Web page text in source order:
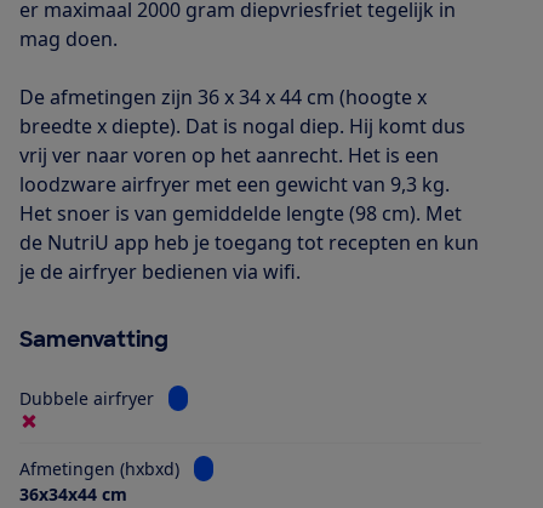
er maximaal 2000 gram diepvriesfriet tegelijk in
mag doen.
De afmetingen zijn 36 x 34 x 44 cm (hoogte x
breedte x diepte). Dat is nogal diep. Hij komt dus
vrij ver naar voren op het aanrecht. Het is een
loodzware airfryer met een gewicht van 9,3 kg.
Het snoer is van gemiddelde lengte (98 cm). Met
de NutriU app heb je toegang tot recepten en kun
je de airfryer bedienen via wifi.
Samenvatting
Dubbele airfryer Bekijk informatie voor Dubbele airfryer
Afmetingen (hxbxd)
Bekijk informatie voor Afmetingen (hxbxd)
36x34x44 cm